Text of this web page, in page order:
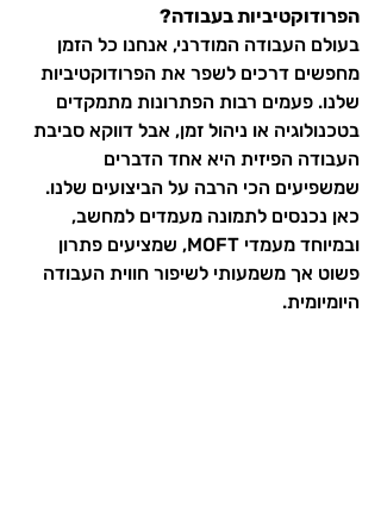
הפרודוקטיביות בעבודה?
בעולם העבודה המודרני, אנחנו כל הזמן
מחפשים דרכים לשפר את הפרודוקטיביות
שלנו. פעמים רבות הפתרונות מתמקדים
בטכנולוגיה או ניהול זמן, אבל דווקא סביבת
העבודה הפיזית היא אחד הדברים
שמשפיעים הכי הרבה על הביצועים שלנו.
כאן נכנסים לתמונה מעמדים למחשב,
ובמיוחד מעמדי MOFT, שמציעים פתרון
פשוט אך משמעותי לשיפור חווית העבודה
היומיומית.